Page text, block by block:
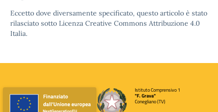
Eccetto dove diversamente specificato, questo articolo è stato
rilasciato sotto Licenza Creative Commons Attribuzione 4.0
Italia.
Istituto Comprensivo 1
"F. Grava"
Conegliano (TV)